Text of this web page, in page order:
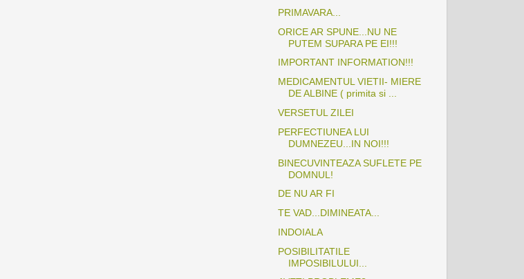
PRIMAVARA...
ORICE AR SPUNE...NU NE
PUTEM SUPARA PE EI!!!
IMPORTANT INFORMATION!!!
MEDICAMENTUL VIETII- MIERE
DE ALBINE ( primita si ...
VERSETUL ZILEI
PERFECTIUNEA LUI
DUMNEZEU...IN NOI!!!
BINECUVINTEAZA SUFLETE PE
DOMNUL!
DE NU AR FI
TE VAD...DIMINEATA...
INDOIALA
POSIBILITATILE
IMPOSIBILULUI...